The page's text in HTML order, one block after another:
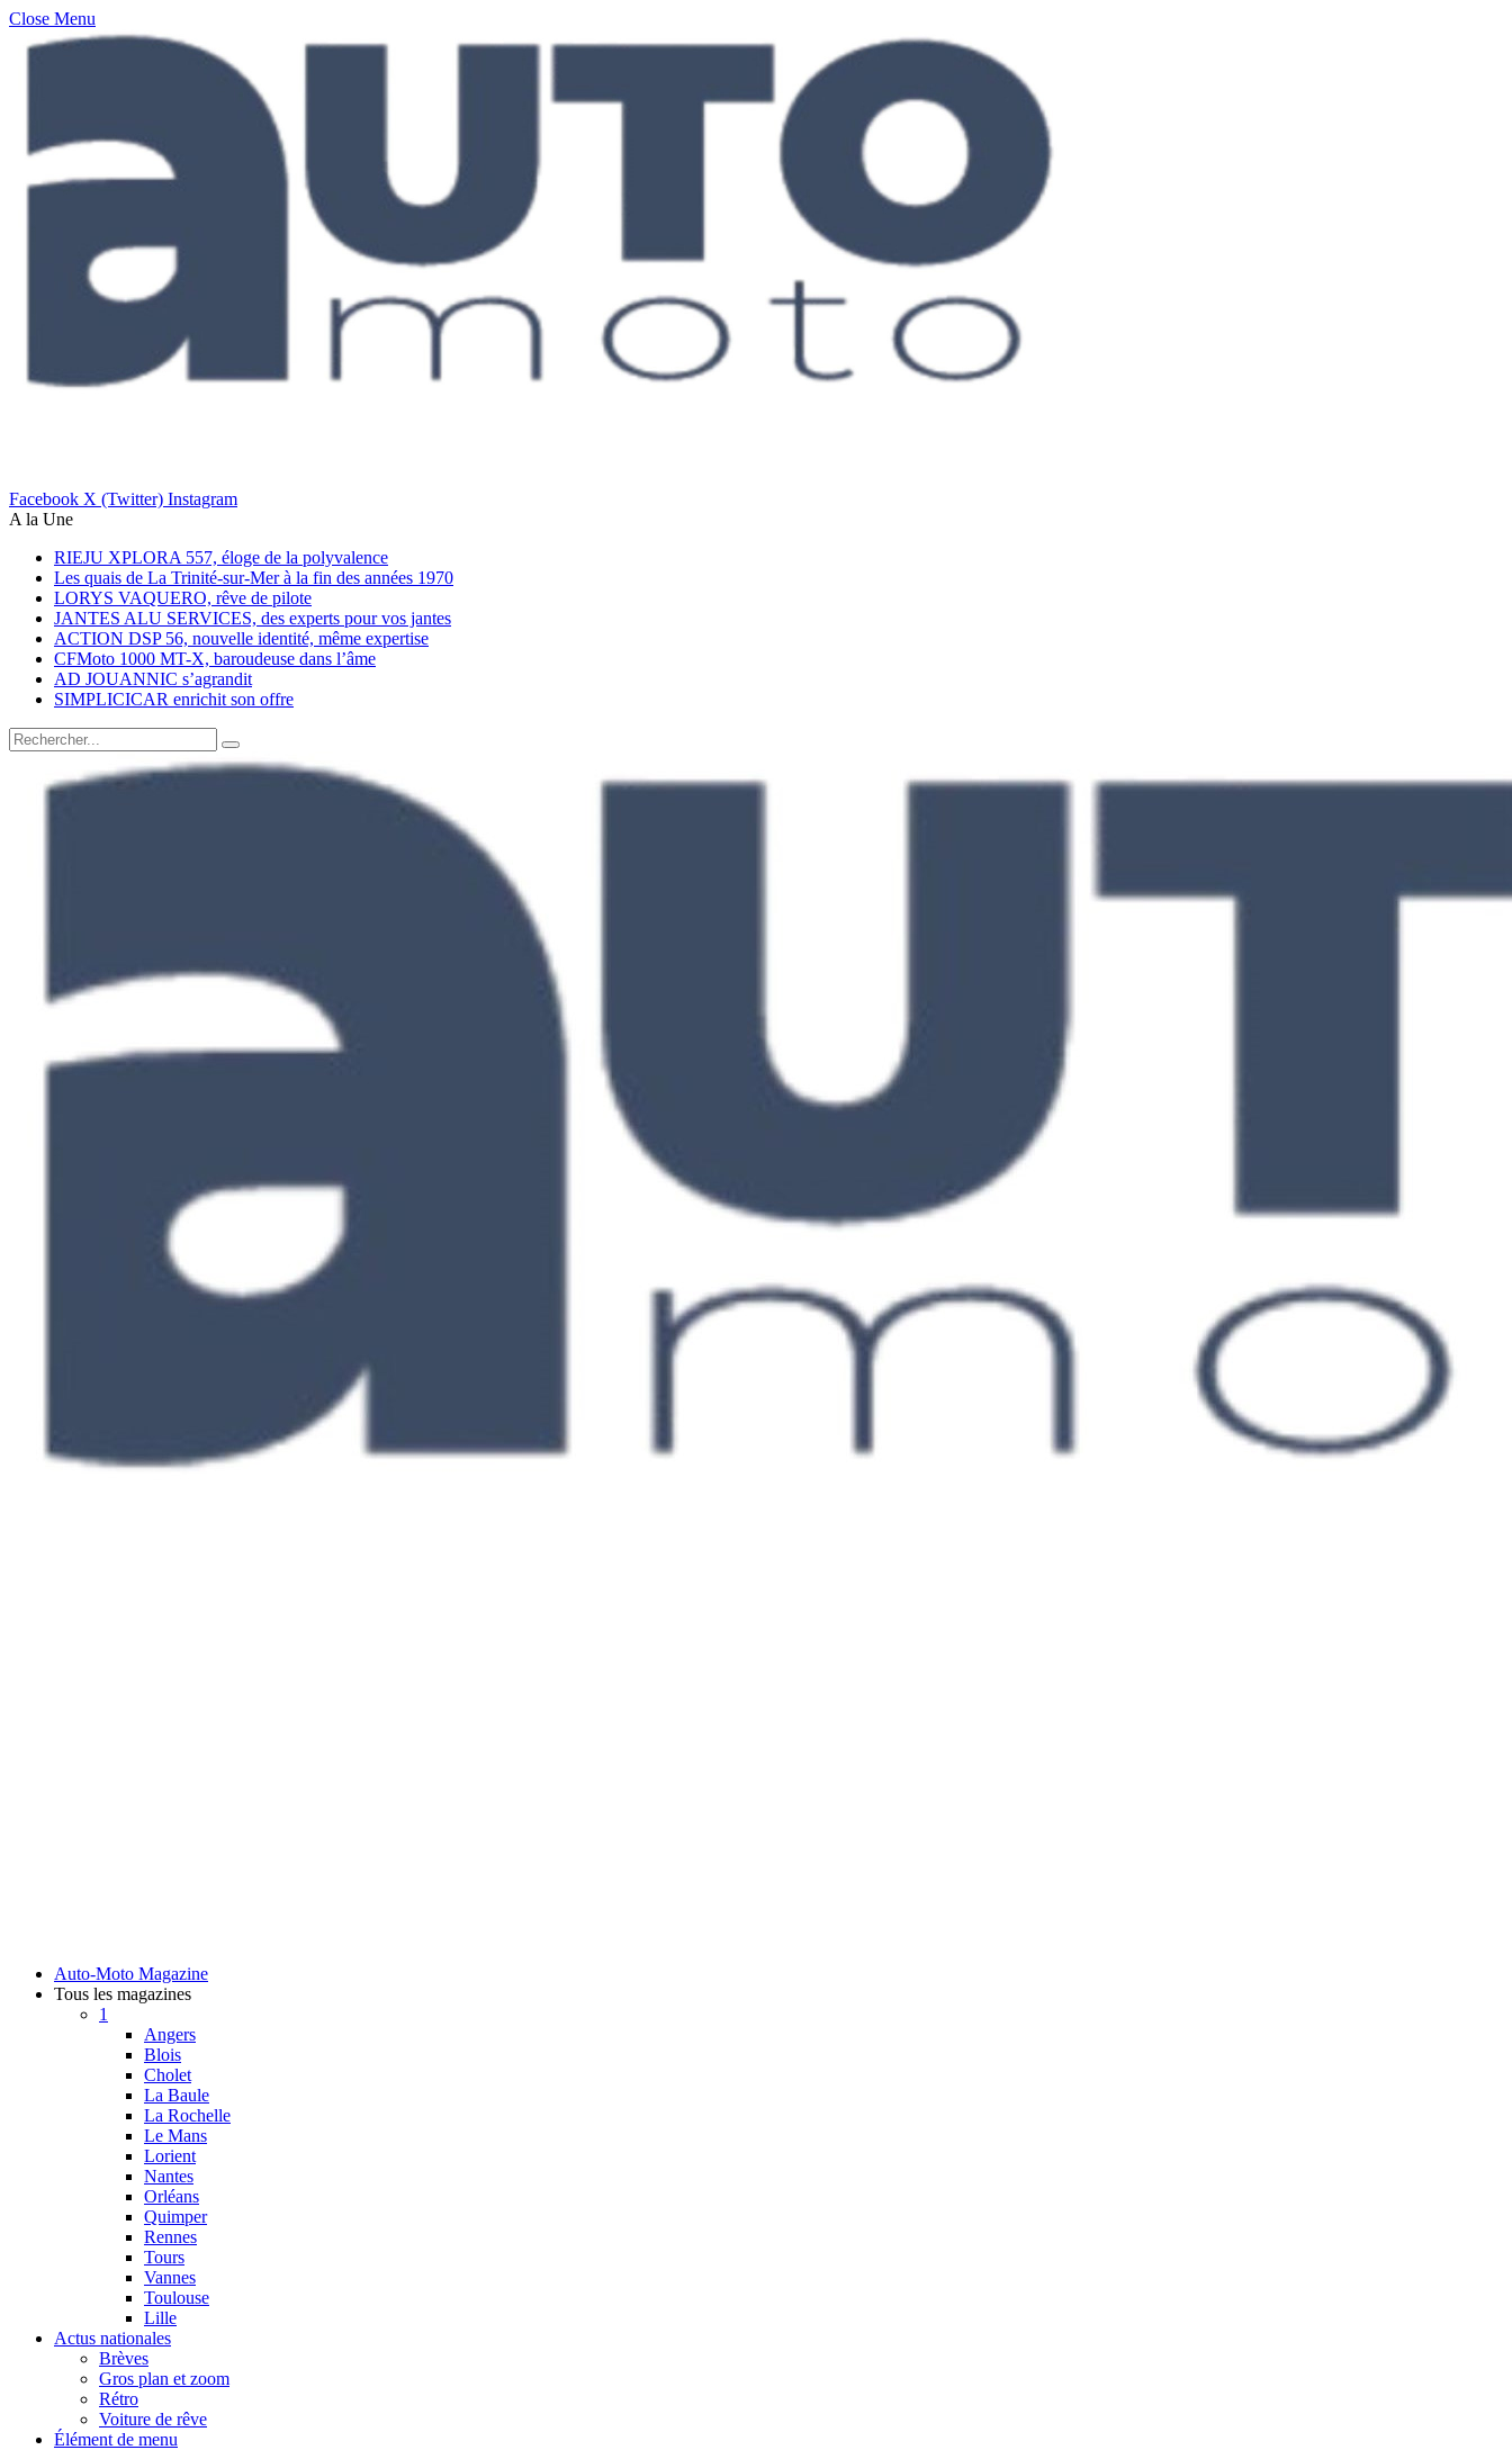
Close Menu
Facebook X (Twitter) Instagram
A la Une
RIEJU XPLORA 557, éloge de la polyvalence
Les quais de La Trinité-sur-Mer à la fin des années 1970
LORYS VAQUERO, rêve de pilote
JANTES ALU SERVICES, des experts pour vos jantes
ACTION DSP 56, nouvelle identité, même expertise
CFMoto 1000 MT-X, baroudeuse dans l’âme
AD JOUANNIC s’agrandit
SIMPLICICAR enrichit son offre
Auto-Moto Magazine
Tous les magazines
1
Angers
Blois
Cholet
La Baule
La Rochelle
Le Mans
Lorient
Nantes
Orléans
Quimper
Rennes
Tours
Vannes
Toulouse
Lille
Actus nationales
Brèves
Gros plan et zoom
Rétro
Voiture de rêve
Élément de menu